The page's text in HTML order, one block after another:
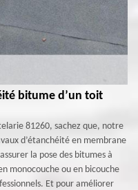
bitume d’un toit
81260, sachez que, notre
d’étanchéité en membrane
la pose des bitumes à
monocouche ou en bicouche
Et pour améliorer